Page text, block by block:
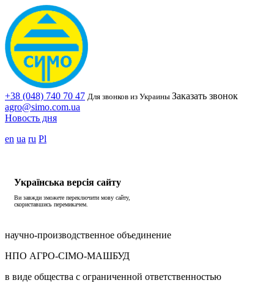
+38 (048) 740 70 47 Для звонков из Украины Заказать звонок
agro@simo.com.ua
Новость дня
en ua ru Pl
Українська версія сайту
Ви завжди зможете переключити мову сайту,
скориставшись перемикачем.
научно-производственное объединение
НПО АГРО-СІМО-МАШБУД
в виде общества с ограниченной ответственностью